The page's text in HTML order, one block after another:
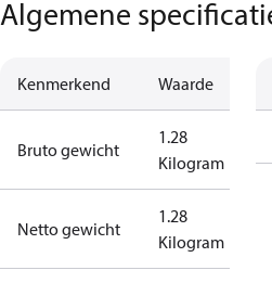
Algemene
Kenmerkend Waarde
Bruto gewicht
1.28
Kilogram
Netto gewicht
1.28
Kilogram